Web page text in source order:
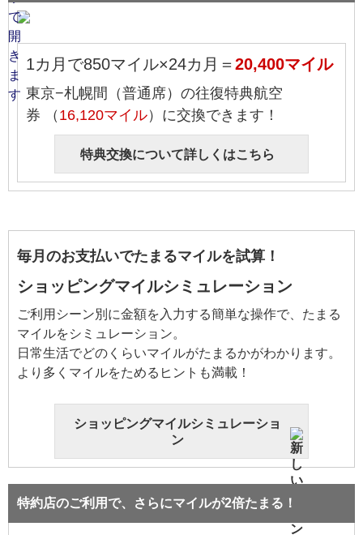
1カ月で850マイル×24カ月＝20,400マイル
東京−札幌間（普通席）の往復特典航空
券 （ 16,120マイル）に交換できます！
特典交換について詳しくはこちら
毎月のお支払いでたまるマイルを試算！
ショッピングマイルシミュレーション
ご利用シーン別に金額を入力する簡単な操作で、たまる
マイルをシミュレーション。
日常生活でどのくらいマイルがたまるかがわかります。
より多くマイルをためるヒントも満載！
ショッピングマイルシミュレーショ
ン
特約店のご利用で、さらにマイルが2倍たまる！